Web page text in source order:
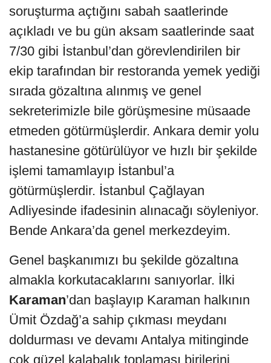
soruşturma açtığını sabah saatlerinde
açıkladı ve bu gün aksam saatlerinde saat
7/30 gibi İstanbul’dan görevlendirilen bir
ekip tarafından bir restoranda yemek yediği
sırada gözaltına alınmış ve genel
sekreterimizle bile görüşmesine müsaade
etmeden götürmüşlerdir. Ankara demir yolu
hastanesine götürülüyor ve hızlı bir şekilde
işlemi tamamlayıp İstanbul’a
götürmüşlerdir. İstanbul Çağlayan
Adliyesinde ifadesinin alınacağı söyleniyor.
Bende Ankara’da genel merkezdeyim.
Genel başkanımızı bu şekilde gözaltına
almakla korkutacaklarını sanıyorlar. İlki
Karaman’dan başlayıp Karaman halkının
Ümit Özdağ’a sahip çıkması meydanı
doldurması ve devamı Antalya mitinginde
çok güzel kalabalık toplaması birilerini